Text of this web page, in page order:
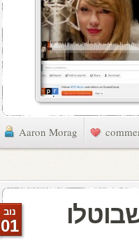
Aaron Morag
נוב
01